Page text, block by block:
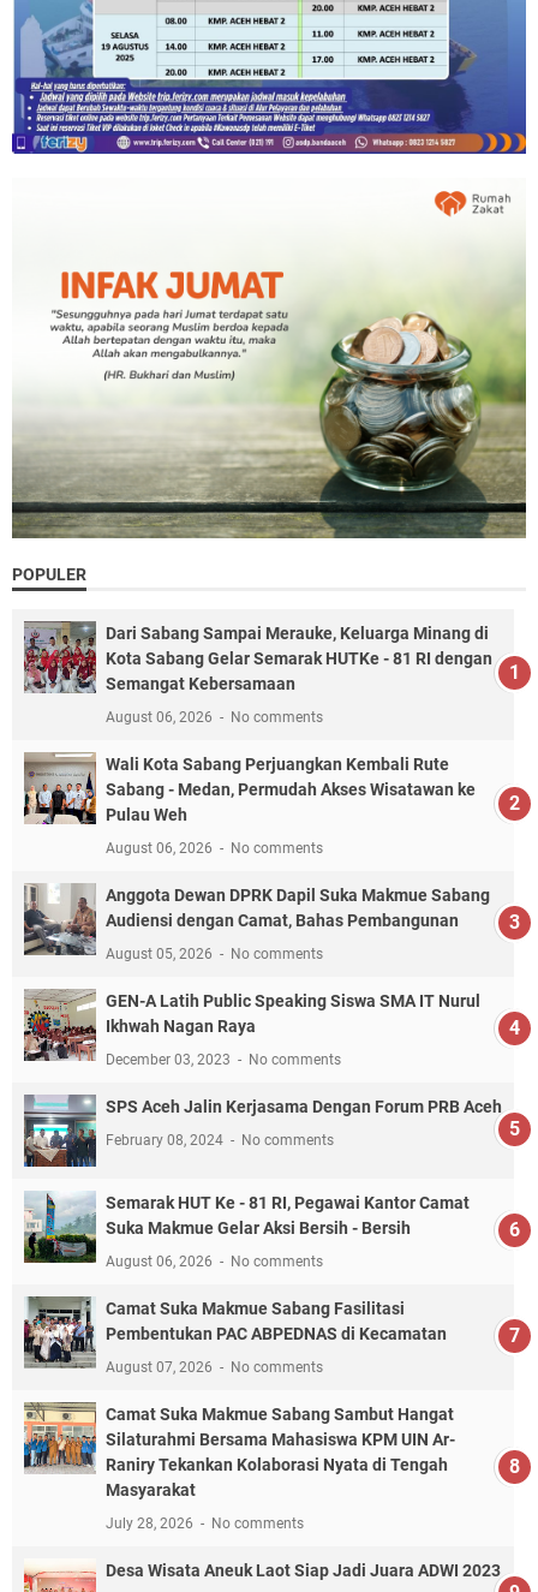
POPULER
Dari Sabang Sampai Merauke, Keluarga Minang di
Kota Sabang Gelar Semarak HUTKe - 81 RI dengan
Semangat Kebersamaan
August 06, 2026 No comments
Wali Kota Sabang Perjuangkan Kembali Rute
Sabang - Medan, Permudah Akses Wisatawan ke
Pulau Weh
August 06, 2026 No comments
Anggota Dewan DPRK Dapil Suka Makmue Sabang
Audiensi dengan Camat, Bahas Pembangunan
August 05, 2026 No comments
GEN-A Latih Public Speaking Siswa SMA IT Nurul
Ikhwah Nagan Raya
December 03, 2023 No comments
SPS Aceh Jalin Kerjasama Dengan Forum PRB Aceh
February 08, 2024 No comments
Semarak HUT Ke - 81 RI, Pegawai Kantor Camat
Suka Makmue Gelar Aksi Bersih - Bersih
August 06, 2026 No comments
Camat Suka Makmue Sabang Fasilitasi
Pembentukan PAC ABPEDNAS di Kecamatan
August 07, 2026 No comments
Camat Suka Makmue Sabang Sambut Hangat
Silaturahmi Bersama Mahasiswa KPM UIN Ar-
Raniry Tekankan Kolaborasi Nyata di Tengah
Masyarakat
July 28, 2026 No comments
Desa Wisata Aneuk Laot Siap Jadi Juara ADWI 2023